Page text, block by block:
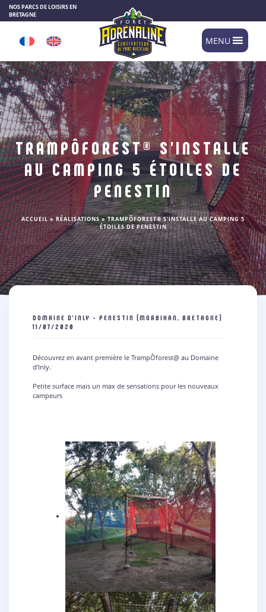
NOS PARCS DE LOISIRS EN
BRETAGNE
MENU
TRAMPÔFOREST® S’INSTALLE
AU CAMPING 5 ÉTOILES DE
PENESTIN
ACCUEIL»RÉALISATIONS»TRAMPÔFOREST® S’INSTALLE AU CAMPING 5
ÉTOILES DE PENESTIN
DOMAINE D'INLY - PENESTIN (MORBIHAN, BRETAGNE)
11/07/2020
Découvrez en avant première le TrampÔforest@ au Domaine
d’Inly.
Petite surface mais un max de sensations pour les nouveaux
campeurs
Panneau de gestion des cookies